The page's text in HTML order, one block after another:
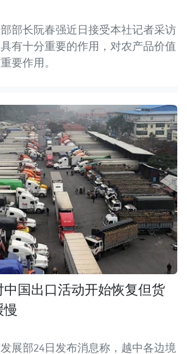
部长阮春强近日接受本社记者采访
有十分重要的作用，对农产品价值
要作用。
国出口活动开始恢复但货
展部24日发布消息称，越中各边境